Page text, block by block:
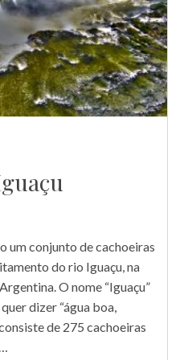
um conjunto de cachoeiras
do rio Iguaçu, na
O nome “Iguaçu”
dizer “água boa,
de 275 cachoeiras